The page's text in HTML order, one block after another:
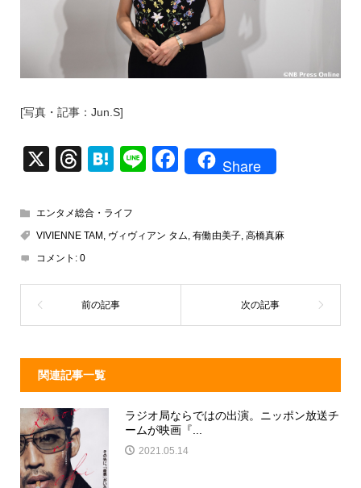
[写真・記事：Jun.S]
X
T
e
a
d
s
H
e
n
Li
F
e
o
Share
エンタメ総合・ライフ
VIVIENNE TAM , ヴィヴィアン タム, 有働由美子, 高橋真麻
コメント: 0
関連記事一覧
ラジオ局ならではの出演。ニッポン放送チ
ームが映画『...
2021.05.14